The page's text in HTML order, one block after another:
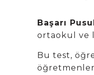
Başarı
ortaokul ve
Bu test,